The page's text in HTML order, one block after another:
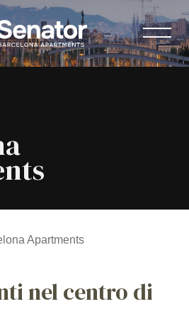
Apartments
nel centro di